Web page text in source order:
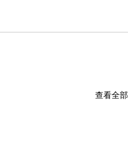
查看全部